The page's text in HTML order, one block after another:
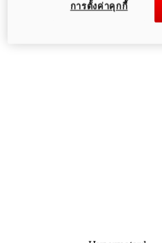
การตั้งค่าคุกกี้